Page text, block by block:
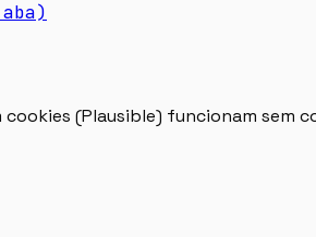
cookies (Plausible) funcionam sem